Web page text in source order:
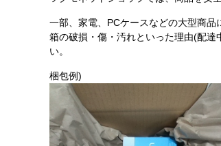
一部、家電、PCケースなどの大型商
箱の破損・傷・汚れといった理由(配
い。
梱包例)